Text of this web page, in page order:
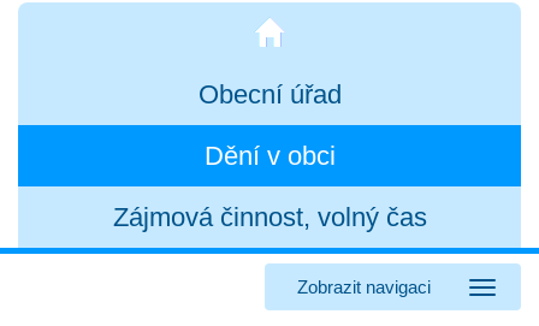
Obecní úřad
Dění v obci
Zájmová činnost, volný čas
Zobrazit navigaci